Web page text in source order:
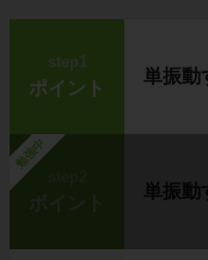
step1
ポイント
単振動
勉強中
ポイント
単振動